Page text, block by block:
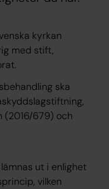
kyrkan
med stift,
ska
(2016/679) och
ut i enlighet
vilken